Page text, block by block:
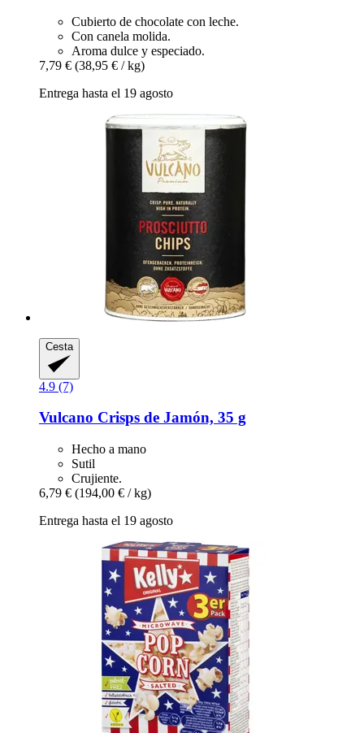
Cubierto de chocolate con leche.
Con canela molida.
Aroma dulce y especiado.
7,79 € (38,95 € / kg)
Entrega hasta el 19 agosto
Cesta
4.9 (7)
Vulcano Crisps de Jamón, 35 g
Hecho a mano
Sutil
Crujiente.
6,79 € (194,00 € / kg)
Entrega hasta el 19 agosto